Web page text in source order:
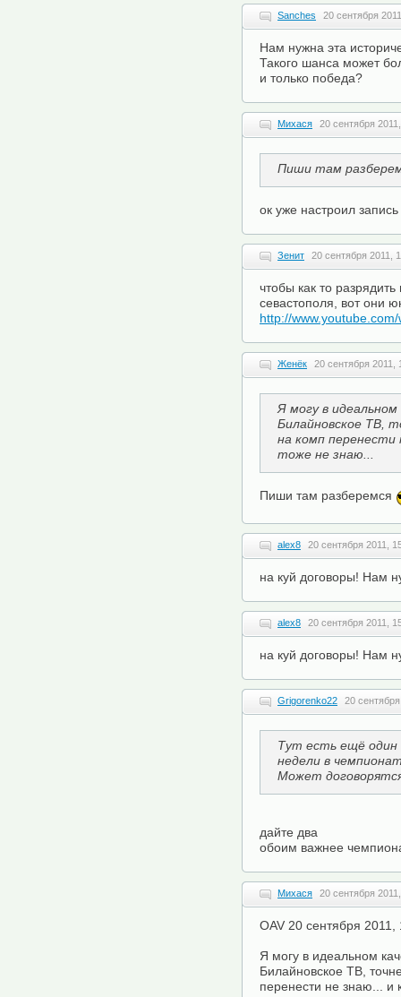
Sanches 20 сентября
Нам нужна эта
Такого шанса может
и только победа?
Михася 20 сентября
Пиши там
ок уже настроил запись
Зенит 20 сентября 2011,
чтобы как то
севастополя, вот они
http://
Женёк 20 сентября 2011,
Я могу в
Билайновское ТВ,
на комп
тоже не знаю...
Пиши там разберемся
alex8 20 сентября 2011,
на куй договоры! Нам
alex8 20 сентября 2011,
на куй договоры! Нам
Grigorenko22 20
Тут есть ещё один
недели в
Может
дайте два
обоим важнее
Михася 20 сентября
OAV 20 сентября
Я могу в идеальном
Билайновское ТВ,
перенести не знаю... и